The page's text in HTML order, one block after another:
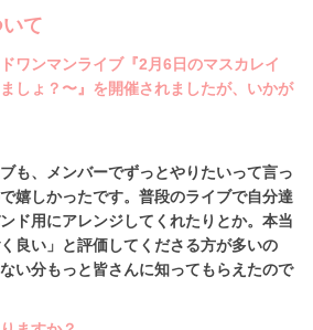
て
ンマンライブ『2月6日のマスカレイ
しょ？〜』を開催されましたが、いかが
も、メンバーでずっとやりたいって言っ
嬉しかったです。普段のライブで自分達
ド用にアレンジしてくれたりとか。本当
良い」と評価してくださる方が多いの
い分もっと皆さんに知ってもらえたので